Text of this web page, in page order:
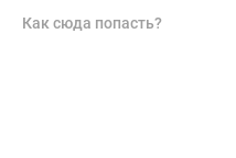
Как сюда попасть?